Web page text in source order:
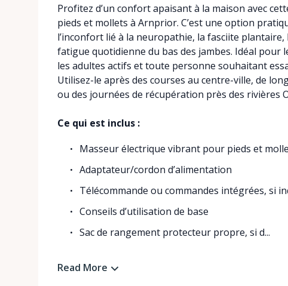
Profitez d’un confort apaisant à la maison avec
pieds et mollets à Arnprior. C’est une option
l’inconfort lié à la neuropathie, la fasciite
fatigue quotidienne du bas des jambes. Idéal pour
les adultes actifs et toute personne souhaitant
Utilisez-le après des courses au centre-ville, de
ou des journées de récupération près des rivières
Ce qui est inclus :
Masseur électrique vibrant pour pieds et
Adaptateur/cordon d’alimentation
Télécommande ou commandes intégrées, si
Conseils d’utilisation de base
Sac de rangement protecteur propre, si d...
Read More